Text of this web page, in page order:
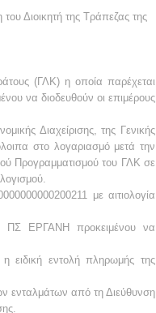
Διοικητή της Τράπεζας της
(ΓΛΚ) η οποία παρέχεται
να διοδευθούν οι επιμέρους
Διαχείρισης, της Γενικής
στο λογαριασμό μετά την
Προγραμματισμού του ΓΛΚ σε
με αιτιολογία
ΠΣ ΕΡΓΑΝΗ προκειμένου να
ειδική εντολή πληρωμής της
ενταλμάτων από τη Διεύθυνση